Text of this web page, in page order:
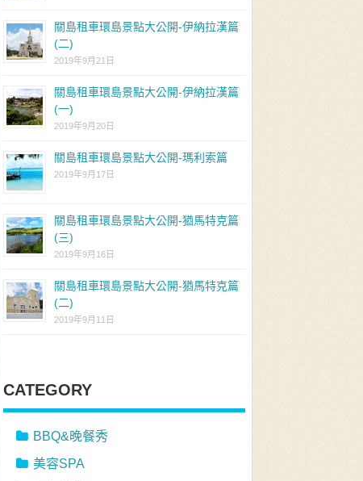
關島租車環島景點大公開-伊納拉漢篇
(二)
2019年9月21日
關島租車環島景點大公開-伊納拉漢篇
(一)
2019年9月20日
關島租車環島景點大公開-瑪利索篇
2019年9月17日
關島租車環島景點大公開-猶馬特克篇
(三)
2019年9月16日
關島租車環島景點大公開-猶馬特克篇
(二)
2019年9月11日
CATEGORY
BBQ&晚餐秀
美容SPA